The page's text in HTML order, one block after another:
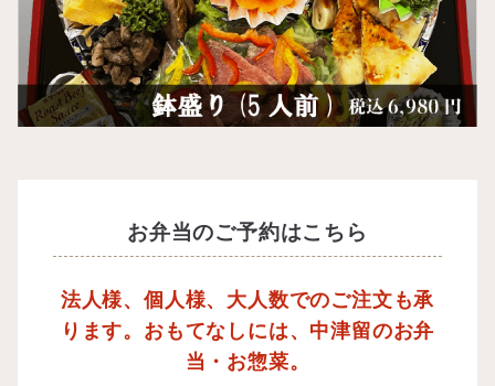
お弁当のご予約はこちら
法人様、個人様、大人数でのご注文も承
ります。おもてなしには、中津留のお弁
当・お惣菜。